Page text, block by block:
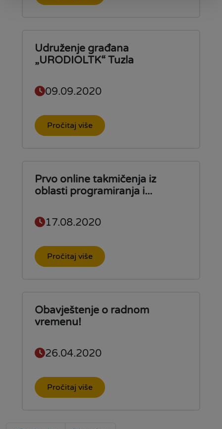
Udruženje građana
„URODIOLTK“ Tuzla
09.09.2020
Pročitaj više
Prvo online takmičenja iz
oblasti programiranja i...
17.08.2020
Pročitaj više
Obavještenje o radnom
vremenu!
26.04.2020
Pročitaj više